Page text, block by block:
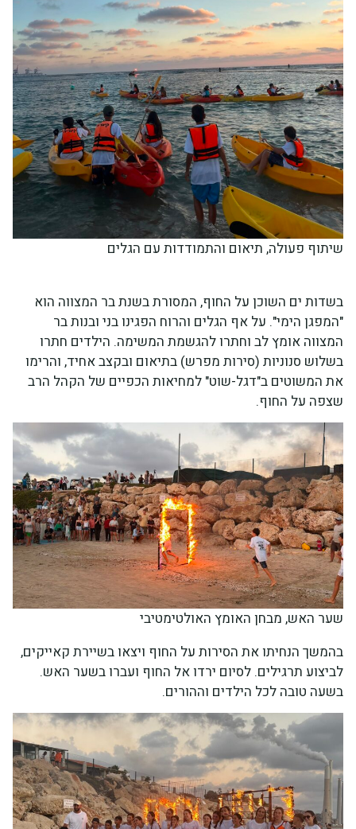
שיתוף פעולה, תיאום והתמודדות עם הגלים
בשדות ים השוכן על החוף, המסורת בשנת בר המצווה הוא
"המפגן הימי". על אף הגלים והרוח הפגינו בני ובנות בר
המצווה אומץ לב וחתרו להגשמת המשימה. הילדים חתרו
בשלוש סנוניות (סירות מפרש) בתיאום ובקצב אחיד, והרימו
את המשוטים ב"דגל-שוט" למחיאות הכפיים של הקהל הרב
שצפה על החוף.
שער האש, מבחן האומץ האולטימטיבי
בהמשך הנחיתו את הסירות על החוף ויצאו בשיירת קאייקים,
לביצוע תרגילים. לסיום ירדו אל החוף ועברו בשער האש.
בשעה טובה לכל הילדים וההורים.